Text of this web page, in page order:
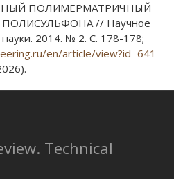
ПОЛИМЕРМАТРИЧНЫЙ
// Научное
2014. № 2. С. 178-178;
en/article/view?id=641
Technical